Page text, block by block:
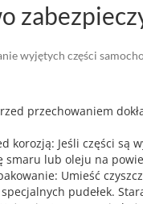
wyjętych części
przechowaniem
korozją: Jeśli części są
smaru lub oleju na
Umieść
pudełek.